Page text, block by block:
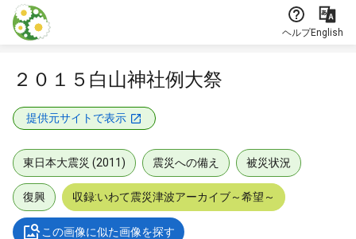
本文に飛ぶ
ヘルプEnglish
２０１５白山神社例大祭
提供元サイトで表示
東日本大震災 (2011) 震災への備え 被災状況
復興 収録:いわて震災津波アーカイブ～希望～
この画像に似た画像を探す